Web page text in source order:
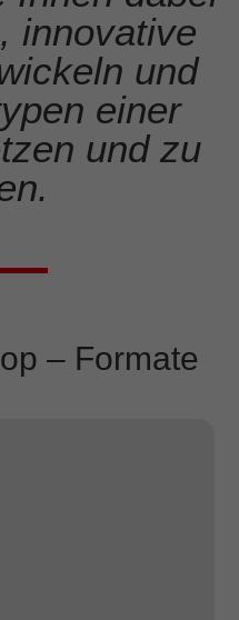
innovative
und
einer
und zu
– Formate